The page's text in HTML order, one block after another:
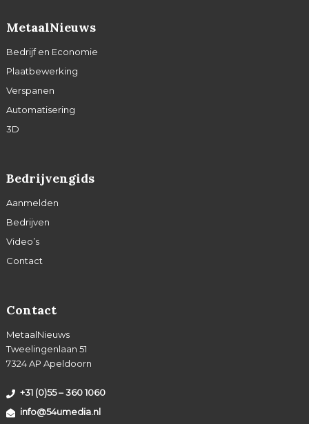
MetaalNieuws
Bedrijf en Economie
Plaatbewerking
Verspanen
Automatisering
3D
Bedrijvengids
Aanmelden
Bedrijven
Video’s
Contact
Contact
MetaalNieuws
Tweelingenlaan 51
7324 AP Apeldoorn
+31 (0)55 – 360 1060
info@54umedia.nl